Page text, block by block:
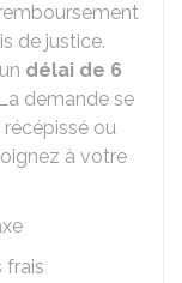
de justice.
délai de 6
demande se
ou
à votre
frais